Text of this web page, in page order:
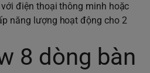
điện thoại thông minh hoặc
năng lượng hoạt động cho 2
8 dòng bàn